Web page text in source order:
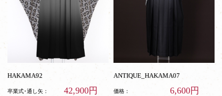
HAKAMA92
卒業式･通し矢： 42,900円
ANTIQUE_HAKAMA07
価格： 6,600円